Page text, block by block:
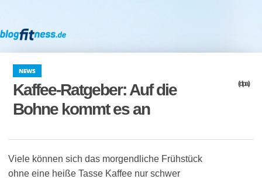
NEWS
Kaffee-Ratgeber: Auf die
Bohne kommt es an
(dpa)
Viele können sich das morgendliche Frühstück
ohne eine heiße Tasse Kaffee nur schwer